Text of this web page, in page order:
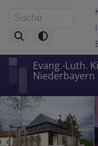
zum
Inhalt
Suche
Evang.-Luth.
Niederbayern